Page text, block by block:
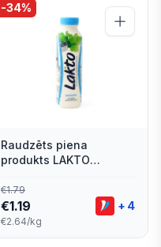
-34%
Raudzēts piena
produkts LAKTO
€1.79
€1.19
€2.64/kg
+ 4